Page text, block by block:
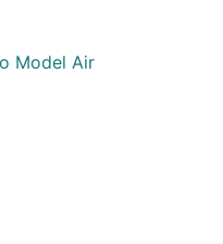
Model Air